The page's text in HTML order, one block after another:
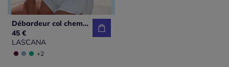
Débardeur col chemisier à patte de boutonnage et empiècement au dos
45 €
LASCANA
+2